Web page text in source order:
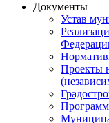
Документы
Устав
Проекты